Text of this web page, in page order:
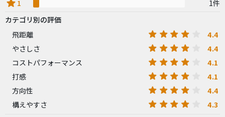
star 1
1件
カテゴリ別の評価
飛距離
4.4
やさしさ 4.4
コストパフォーマンス 4.1
打感 4.1
方向性 4.4
構えやすさ 4.3